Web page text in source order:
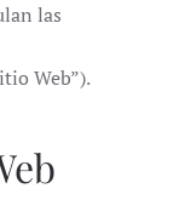
las
Web”).